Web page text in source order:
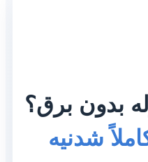
بدون برق؟
شدنیه